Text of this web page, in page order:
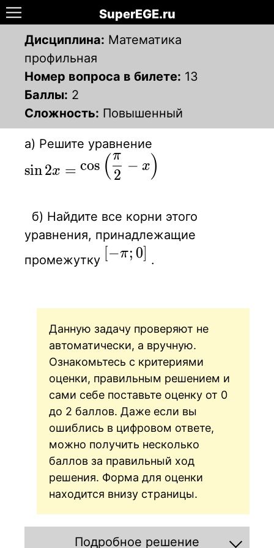
SuperEGE.ru
Дисциплина: Математика
профильная
Номер вопроса в билете: 13
Баллы: 2
Сложность: Повышенный
а) Решите уравнение
\sin 2x=\cos
\displaystyle
\over 2}-
x\right)
sin2x = cos ( 2
π
− x)
б) Найдите все корни этого
уравнения, принадлежащие
промежутку
[-
−π; 0 .
Данную задачу проверяют не
автоматически, а вручную.
Ознакомьтесь с критериями
оценки, правильным решением и
сами себе поставьте оценку от 0
до 2 баллов. Даже если вы
ошиблись в цифровом ответе,
можно получить несколько
баллов за правильный ход
решения. Форма для оценки
находится внизу страницы.
Подробное решение